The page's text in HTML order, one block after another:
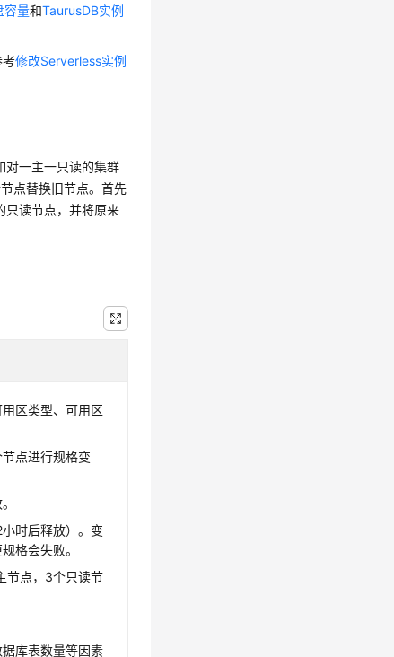
容量和TaurusDB实例
考修改Serverless实例
对一主一只读的集群
点替换旧节点。首先
只读节点，并将原来
区类型、可用区
点进行规格变
时后释放）。变
格会失败。
节点，3个只读节
库表数量等因素